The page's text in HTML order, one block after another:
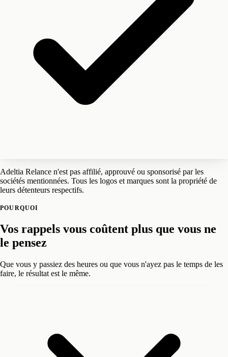
Adeltia Relance n'est pas affilié, approuvé ou sponsorisé par les
sociétés mentionnées. Tous les logos et marques sont la propriété de
leurs détenteurs respectifs.
POURQUOI
Vos rappels vous coûtent plus que vous ne
le pensez
Que vous y passiez des heures ou que vous n'ayez pas le temps de les
faire, le résultat est le même.